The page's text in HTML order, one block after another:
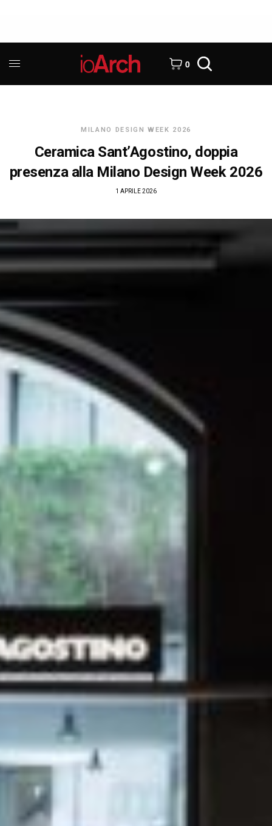
0
MILANO DESIGN WEEK 2026
Ceramica Sant’Agostino, doppia
presenza alla Milano Design Week 2026
1 APRILE 2026